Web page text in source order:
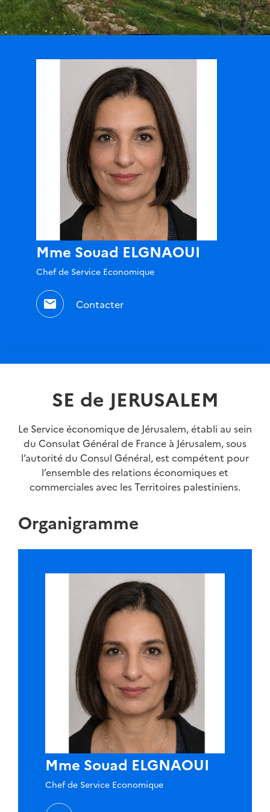
Mme Souad ELGNAOUI
Chef de Service Economique
mail Contacter
SE de JERUSALEM
Le Service économique de Jérusalem, établi au sein
du Consulat Général de France à Jérusalem, sous
l’autorité du Consul Général, est compétent pour
l’ensemble des relations économiques et
commerciales avec les Territoires palestiniens.
Organigramme
Mme Souad ELGNAOUI
Chef de Service Economique